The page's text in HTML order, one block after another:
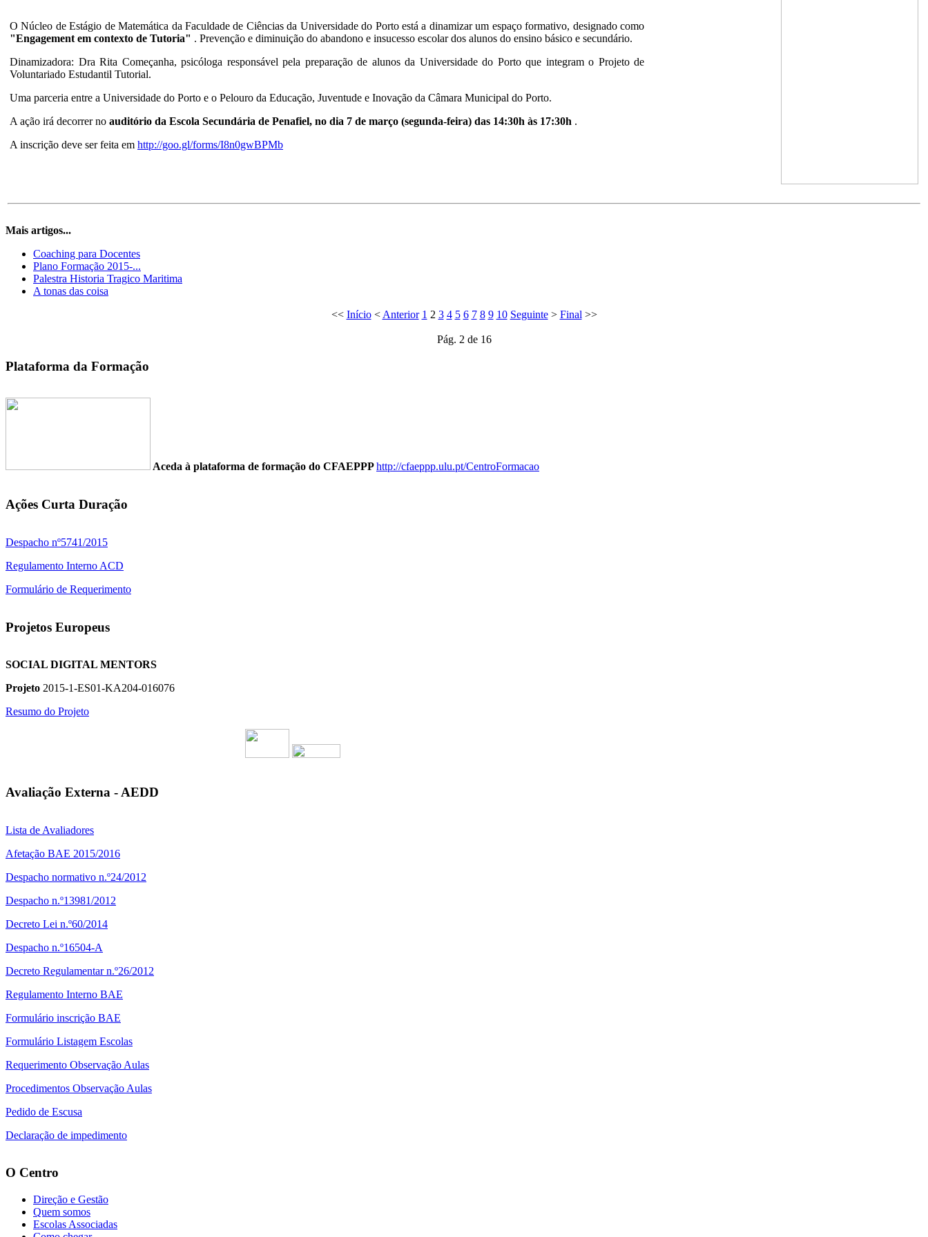
O Núcleo de Estágio de Matemática da Faculdade de Ciências da Universidade do Porto está a dinamizar um espaço formativo, designado como
"Engagement em contexto de Tutoria" . Prevenção e diminuição do abandono e insucesso escolar dos alunos do ensino básico e secundário.
Dinamizadora: Dra Rita Começanha, psicóloga responsável pela preparação de alunos da Universidade do Porto que integram o Projeto de
Voluntariado Estudantil Tutorial.
Uma parceria entre a Universidade do Porto e o Pelouro da Educação, Juventude e Inovação da Câmara Municipal do Porto.
A ação irá decorrer no auditório da Escola Secundária de Penafiel, no dia 7 de março (segunda-feira) das 14:30h às 17:30h .
A inscrição deve ser feita em http://goo.gl/forms/I8n0gwBPMb
Mais artigos...
Coaching para Docentes
Plano Formação 2015-...
Palestra Historia Tragico Maritima
A tonas das coisa
<< Início< Anterior 1 2 3 4 5 6 7 8 9 10 Seguinte> Final >>
Pág. 2 de 16
Plataforma da Formação
Aceda à plataforma de formação do CFAEPPPhttp://cfaeppp.ulu.pt/CentroFormacao
Ações Curta Duração
Despacho nº5741/2015
Regulamento Interno ACD
Formulário de Requerimento
Projetos Europeus
SOCIAL DIGITAL MENTORS
Projeto 2015-1-ES01-KA204-016076
Resumo do Projeto
Avaliação Externa - AEDD
Lista de Avaliadores
Afetação BAE 2015/2016
Despacho normativo n.º24/2012
Despacho n.º13981/2012
Decreto Lei n.º60/2014
Despacho n.º16504-A
Decreto Regulamentar n.º26/2012
Regulamento Interno BAE
Formulário inscrição BAE
Formulário Listagem Escolas
Requerimento Observação Aulas
Procedimentos Observação Aulas
Pedido de Escusa
Declaração de impedimento
O Centro
Direção e Gestão
Quem somos
Escolas Associadas